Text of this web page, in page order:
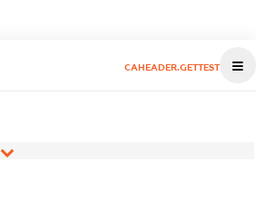
CAHEADER.GETTEST